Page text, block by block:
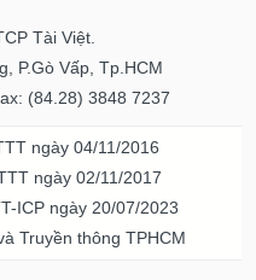
Tài Việt.
P.Gò Vấp, Tp.HCM
(84.28) 3848 7237
ngày 04/11/2016
ngày 02/11/2017
ICP ngày 20/07/2023
Truyền thông TPHCM